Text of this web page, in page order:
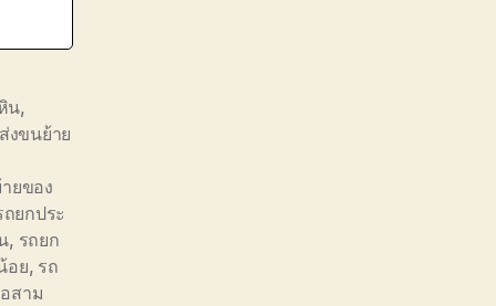
น,
งขนย้าย
ยของ
ยกประ
, รถยก
อย, รถ
สาม